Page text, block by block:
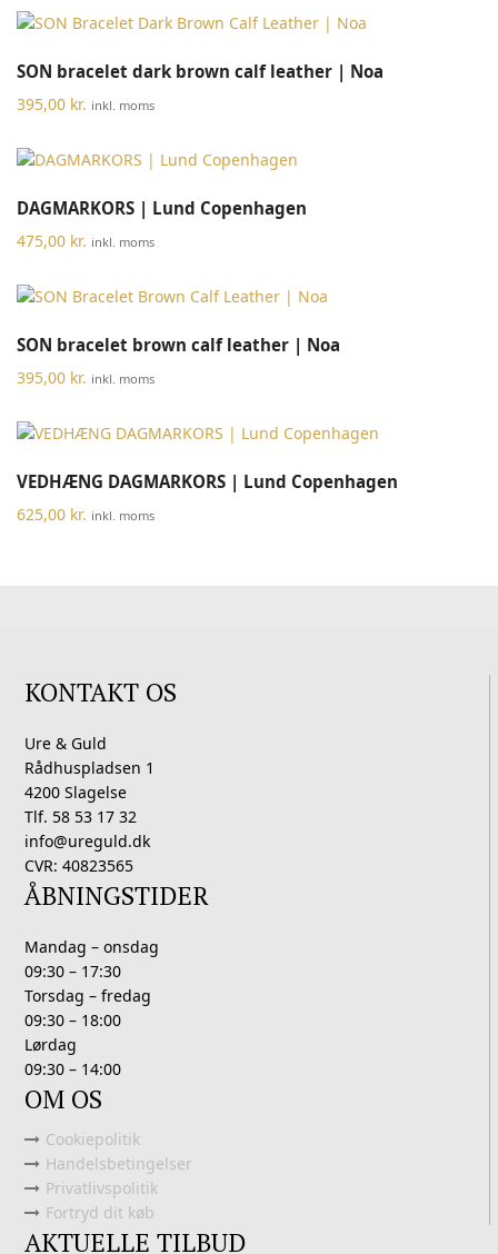
SON bracelet dark brown calf leather | Noa
395,00 kr. inkl. moms
DAGMARKORS | Lund Copenhagen
475,00 kr. inkl. moms
SON bracelet brown calf leather | Noa
395,00 kr. inkl. moms
VEDHÆNG DAGMARKORS | Lund Copenhagen
625,00 kr. inkl. moms
KONTAKT OS
Ure & Guld
Rådhuspladsen 1
4200 Slagelse
Tlf. 58 53 17 32
info@ureguld.dk
CVR: 40823565
ÅBNINGSTIDER
Mandag – onsdag
09:30 – 17:30
Torsdag – fredag
09:30 – 18:00
Lørdag
09:30 – 14:00
OM OS
Cookiepolitik
Handelsbetingelser
Privatlivspolitik
Fortryd dit køb
AKTUELLE TILBUD